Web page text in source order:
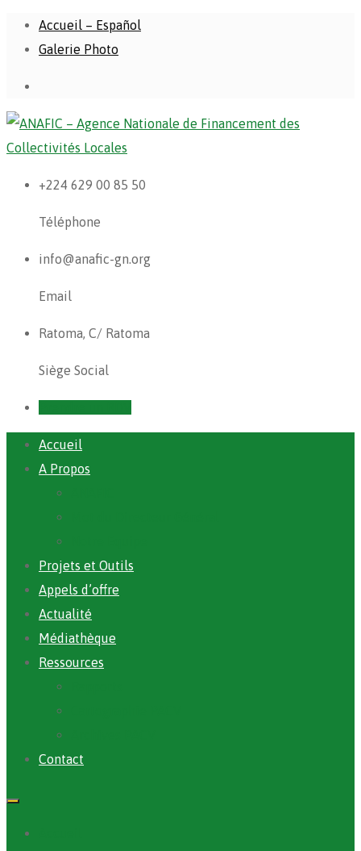
Accueil – Español
Galerie Photo
+224 629 00 85 50
Téléphone
info@anafic-gn.org
Email
Ratoma, C/ Ratoma
Siège Social
Accueil
A Propos
Projets et Outils
Appels d’offre
Actualité
Médiathèque
Ressources
Contact